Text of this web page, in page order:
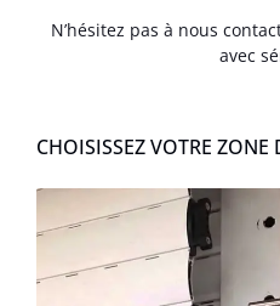
N’hésitez pas à nous
avec
CHOISISSEZ VOTRE